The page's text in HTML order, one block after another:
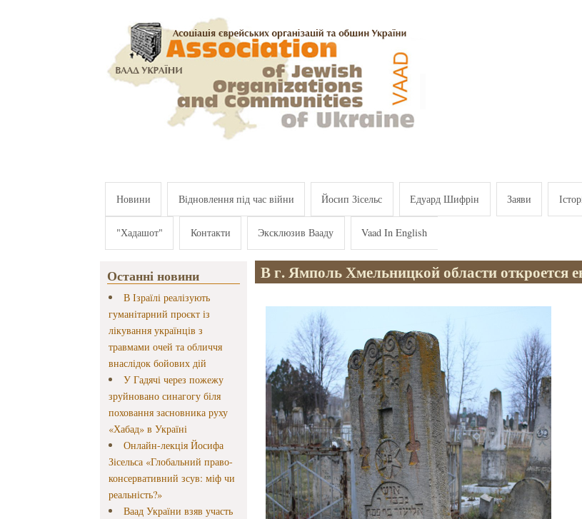
Новини Відновлення під час війни Йосип Зісельс Едуард Шифрін Заяви
"Хадашот" Контакти Эксклюзив Вааду Vaad In English
Останні новини
В Ізраїлі реалізують
гуманітарний проєкт із
лікування українців з
травмами очей та обличчя
внаслідок бойових дій
У Гадячі через пожежу
зруйновано синагогу біля
поховання засновника руху
«Хабад» в Україні
Онлайн-лекція Йосифа
Зісельса «Глобальний право-
консервативний зсув: міф чи
реальність?»
Ваад України взяв участь
В г. Ямполь Хмельницкой области откроется